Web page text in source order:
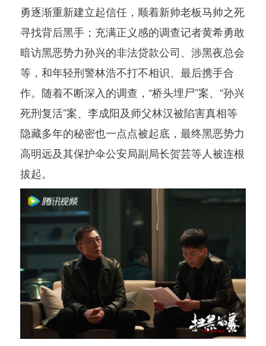
勇逐渐重新建立起信任，顺着新帅老板马帅之死
寻找背后黑手；充满正义感的调查记者黄希勇敢
暗访黑恶势力孙兴的非法贷款公司、涉黑夜总会
等，和年轻刑警林浩不打不相识、最后携手合
作。随着不断深入的调查，“桥头埋尸”案、“孙兴
死刑复活”案、李成阳及师父林汉被陷害真相等
隐藏多年的秘密也一点点被起底，最终黑恶势力
高明远及其保护伞公安局副局长贺芸等人被连根
拔起。